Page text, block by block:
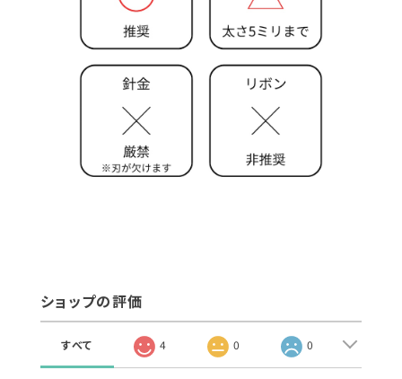
ショップの評価
すべて 4 0 0